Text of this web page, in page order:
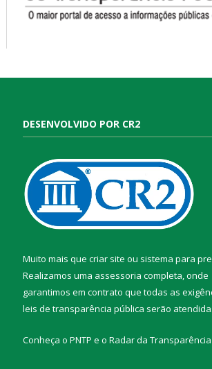
DESENVOLVIDO POR CR2
Muito mais que criar site ou sistema para
Realizamos uma assessoria completa, onde
garantimos em contrato que todas as
leis de transparência pública serão
Conheça o PNTP e o Radar da